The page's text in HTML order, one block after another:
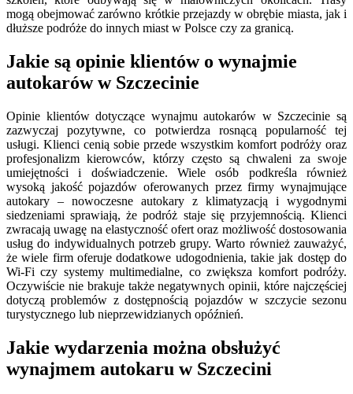
mogą obejmować zarówno krótkie przejazdy w obrębie miasta, jak i
dłuższe podróże do innych miast w Polsce czy za granicą.
Jakie są opinie klientów o wynajmie
autokarów w Szczecinie
Opinie klientów dotyczące wynajmu autokarów w Szczecinie są
zazwyczaj pozytywne, co potwierdza rosnącą popularność tej
usługi. Klienci cenią sobie przede wszystkim komfort podróży oraz
profesjonalizm kierowców, którzy często są chwaleni za swoje
umiejętności i doświadczenie. Wiele osób podkreśla również
wysoką jakość pojazdów oferowanych przez firmy wynajmujące
autokary – nowoczesne autokary z klimatyzacją i wygodnymi
siedzeniami sprawiają, że podróż staje się przyjemnością. Klienci
zwracają uwagę na elastyczność ofert oraz możliwość dostosowania
usług do indywidualnych potrzeb grupy. Warto również zauważyć,
że wiele firm oferuje dodatkowe udogodnienia, takie jak dostęp do
Wi-Fi czy systemy multimedialne, co zwiększa komfort podróży.
Oczywiście nie brakuje także negatywnych opinii, które najczęściej
dotyczą problemów z dostępnością pojazdów w szczycie sezonu
turystycznego lub nieprzewidzianych opóźnień.
Jakie wydarzenia można obsłużyć
wynajmem autokaru w Szczecini